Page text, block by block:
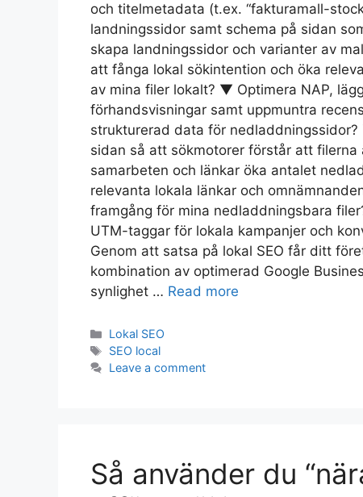
och titelmetadata (t.ex. “fakturamall-
landningssidor samt schema på sidan
skapa landningssidor och varianter av
att fånga lokal sökintention och öka
av mina filer lokalt? ▼ Optimera NAP,
förhandsvisningar samt uppmuntra
strukturerad data för
sidan så att sökmotorer förstår att filerna
samarbeten och länkar öka antalet
relevanta lokala länkar och
framgång för mina nedladdningsbara
UTM-taggar för lokala kampanjer och
Genom att satsa på lokal SEO får ditt
kombination av optimerad Google
synlighet … Read more
Lokal SEO
SEO local
Leave a comment
Så använder du